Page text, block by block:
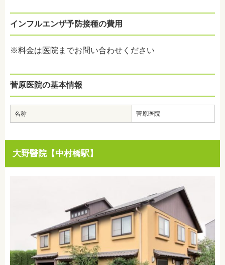
インフルエンザ予防接種の費用
※料金は医院までお問い合わせください
菅原医院の基本情報
名称 菅原医院
大野醫院【中村橋駅】